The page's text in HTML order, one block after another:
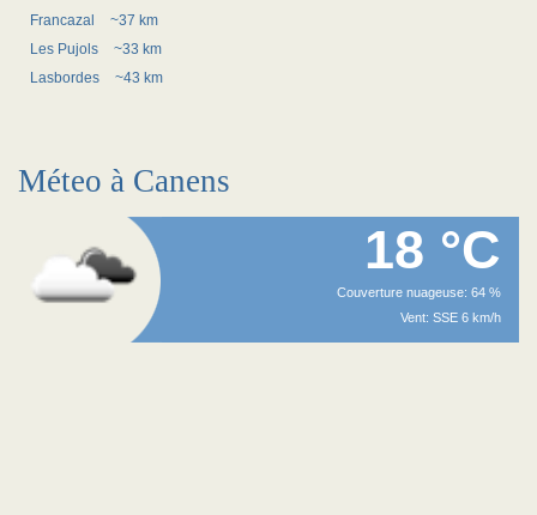
Francazal
~37 km
Les Pujols
~33 km
Lasbordes
~43 km
Méteo à Canens
18 °C
Couverture nuageuse: 64 %
Vent: SSE 6 km/h